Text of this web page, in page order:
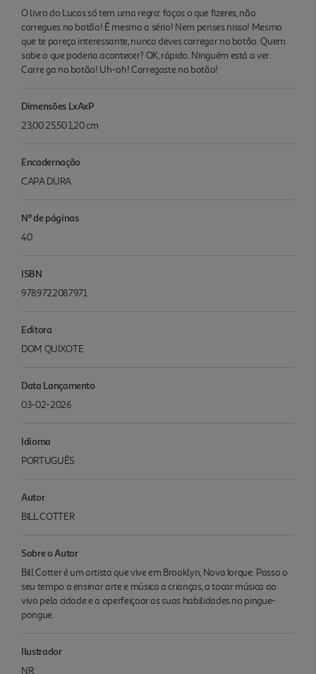
O livro do Lucas só tem uma regra: faças o que fizeres, não
carregues no botão! É mesmo a sério! Nem penses nisso! Mesmo
que te pareça interessante, nunca deves carregar no botão. Quem
sabe o que poderia acontecer? OK, rápido. Ninguém está a ver.
Carre ga no botão! Uh-oh! Carregaste no botão!
Dimensões LxAxP
23,00 25,50 1,20 cm
Encadernação
CAPA DURA
Nº de páginas
40
ISBN
9789722087971
Editora
DOM QUIXOTE
Data Lançamento
03-02-2026
Idioma
PORTUGUÊS
Autor
BILL COTTER
Sobre o Autor
Bill Cotter é um artista que vive em Brooklyn, Nova Iorque. Passa o
seu tempo a ensinar arte e música a crianças, a tocar música ao
vivo pela cidade e a aperfeiçoar as suas habilidades no pingue-
pongue.
Ilustrador
NR.